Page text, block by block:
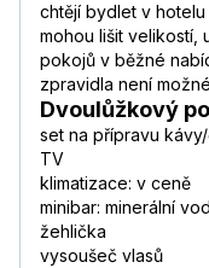
chtějí bydlet v
mohou lišit velikostí,
pokojů v běžné
zpravidla není
Dvoulůžkový
set na přípravu
TV
klimatizace: v ceně
minibar: minerální
žehlička
vysoušeč vlasů